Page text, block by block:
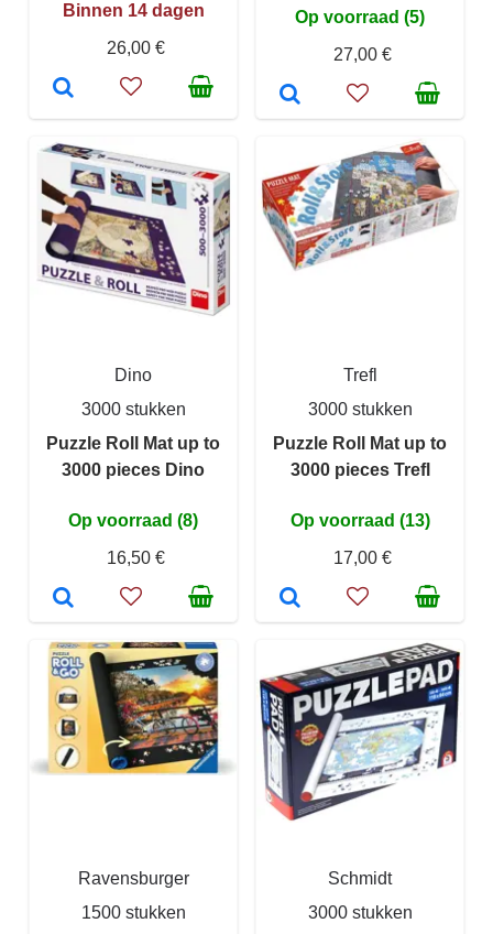
Binnen 14 dagen
26,00 €
Op voorraad (5)
27,00 €
Dino
3000 stukken
Puzzle Roll Mat up to
3000 pieces Dino
Op voorraad (8)
16,50 €
Trefl
3000 stukken
Puzzle Roll Mat up to
3000 pieces Trefl
Op voorraad (13)
17,00 €
Ravensburger
1500 stukken
Schmidt
3000 stukken